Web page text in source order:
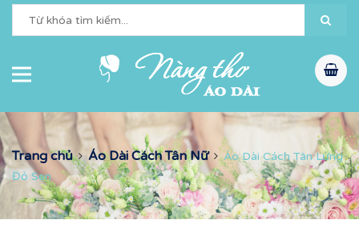
Trang chủ Áo Dài Cách Tân Nữ
Áo Dài Cách Tân Lửng
Đỏ Sen